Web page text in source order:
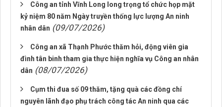
Công an tỉnh Vĩnh Long long trọng tổ chức họp mặt
kỷ niệm 80 năm Ngày truyền thống lực lượng An ninh
nhân dân (09/07/2026)
Công an xã Thạnh Phước thăm hỏi, động viên gia
đình tân binh tham gia thực hiện nghĩa vụ Công an nhân
dân (08/07/2026)
Cụm thi đua số 09 thăm, tặng quà các đồng chí
nguyên lãnh đạo phụ trách công tác An ninh qua các